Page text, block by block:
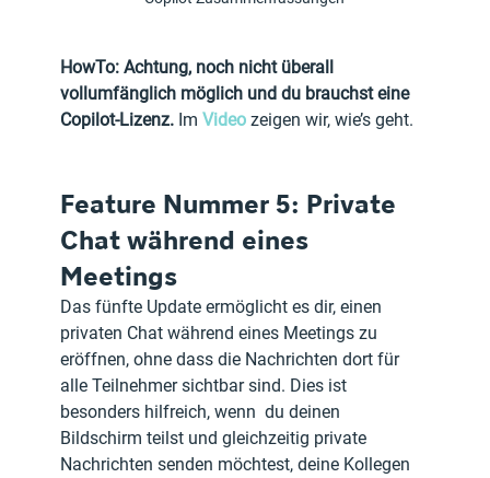
HowTo: Achtung, noch nicht überall
vollumfänglich möglich und du brauchst eine
Copilot-Lizenz. Im Video zeigen wir, wie’s geht.
Feature Nummer 5: Private
Chat während eines
Meetings
Das fünfte Update ermöglicht es dir, einen
privaten Chat während eines Meetings zu
eröffnen, ohne dass die Nachrichten dort für
alle Teilnehmer sichtbar sind. Dies ist
besonders hilfreich, wenn  du deinen
Bildschirm teilst und gleichzeitig private
Nachrichten senden möchtest, deine Kollegen